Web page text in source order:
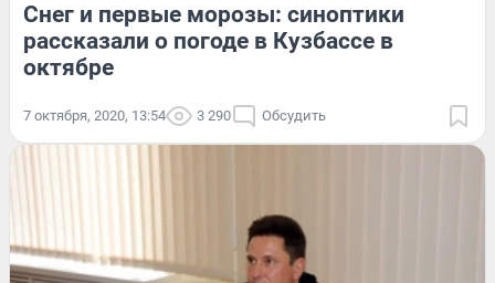
Снег и первые морозы: синоптики
рассказали о погоде в Кузбассе в
октябре
7 октября, 2020, 13:54 3 290 Обсудить